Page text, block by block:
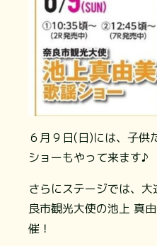
６月９日(日)には、子供
ショーもやって来ます♪
さらにステージでは、
良市観光大使の池上 真
催！